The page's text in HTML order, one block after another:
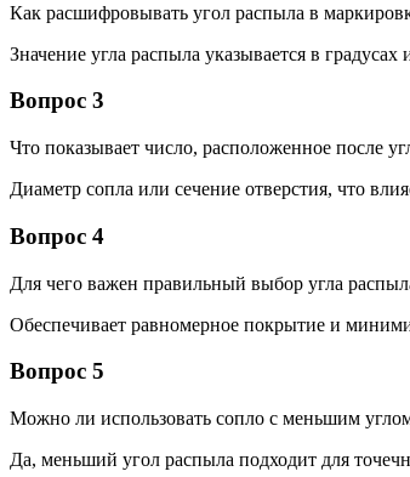
Как расшифровывать угол распыла в
Значение угла распыла указывается в
Вопрос 3
Что показывает число, расположенное после
Диаметр сопла или сечение отверстия, что
Вопрос 4
Для чего важен правильный выбор угла
Обеспечивает равномерное покрытие и
Вопрос 5
Можно ли использовать сопло с меньшим
Да, меньший угол распыла подходит для